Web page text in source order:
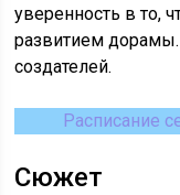
уверенность в то,
развитием
создателей.
Расписание
Сюжет